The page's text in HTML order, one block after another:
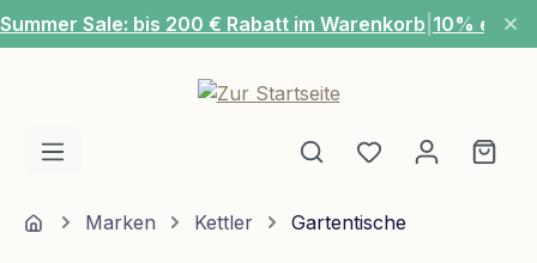
Zum Hauptinhalt springen
Summer Sale: bis 200 € Rabatt im Warenkorb 10% extra
Du hast 0
HomeMarken Kettler Gartentische